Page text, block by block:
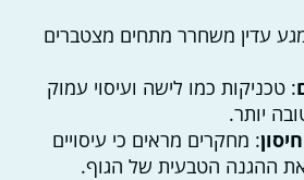
עדין משחרר מתחים מצטברים
: טכניקות כמו לישה ועיסוי עמוק
יותר.
: מחקרים מראים כי עיסויים
ההגנה הטבעית של הגוף.